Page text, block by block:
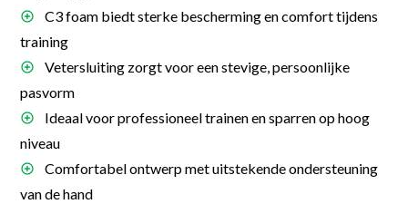
C3 foam biedt sterke bescherming en comfort tijdens
training
Vetersluiting zorgt voor een stevige, persoonlijke
pasvorm
Ideaal voor professioneel trainen en sparren op hoog
niveau
Comfortabel ontwerp met uitstekende ondersteuning
van de hand